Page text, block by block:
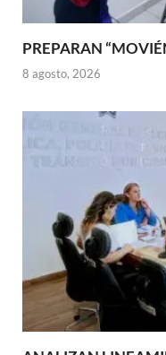
PREPARAN
8 agosto, 2026